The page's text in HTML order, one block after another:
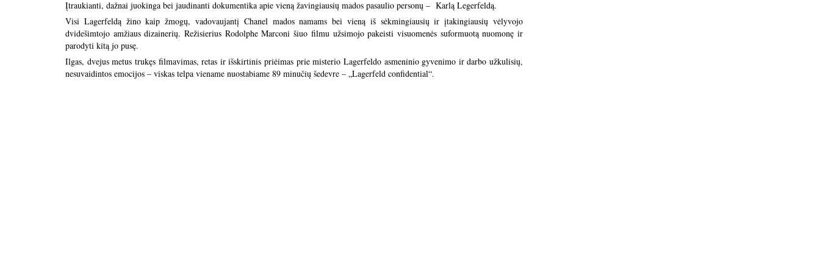
Įtraukianti, dažnai juokinga bei jaudinanti dokumentika apie vieną žavingiausių mados pasaulio personų – Karlą Legerfeldą.
Visi Lagerfeldą žino kaip žmogų, vadovaujantį Chanel mados namams bei vieną iš sėkmingiausių ir įtakingiausių vėlyvojo
dvidešimtojo amžiaus dizainerių. Režisierius Rodolphe Marconi šiuo filmu užsimojo pakeisti visuomenės suformuotą nuomonę ir
parodyti kitą jo pusę.
Ilgas, dvejus metus trukęs filmavimas, retas ir išskirtinis priėimas prie misterio Lagerfeldo asmeninio gyvenimo ir darbo užkulisių,
nesuvaidintos emocijos – viskas telpa viename nuostabiame 89 minučių šedevre – „Lagerfeld confidential“.